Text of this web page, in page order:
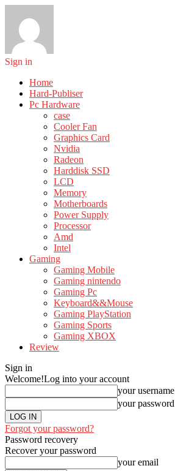
Sign in
Home
Hard-Publiser
Pc Hardware
case
Cooler Fan
Graphics Card
Nvidia
Radeon
Harddisk SSD
LCD
Memory
Motherboards
Power Supply
Processor
Amd
Intel
Gaming
Gaming Mobile
Gaming nintendo
Gaming Pc
Keyboard&&Mouse
Gaming PlayStation
Gaming Sports
Gaming XBOX
Review
Sign in
Welcome!Log into your account
your username
your password
Forgot your password?
Password recovery
Recover your password
your email